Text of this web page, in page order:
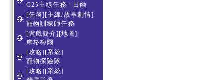
G25主線任務 - 日蝕
[任務][主線/故事劇情]
寵物訓練師任務
[遊戲簡介][地圖]
摩格梅爾
[攻略][系統]
寵物探險隊
[攻略][系統]